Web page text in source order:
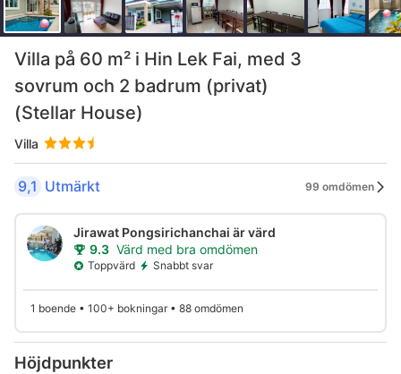
Villa på 60 m² i Hin Lek Fai, med 3
sovrum och 2 badrum (privat)
(Stellar House)
Villa
9,1 Utmärkt 99 omdömen
Jirawat Pongsirichanchai är värd
9.3 Värd med bra omdömen
Toppvärd Snabbt svar
1 boende • 100+ bokningar • 88 omdömen
Höjdpunkter